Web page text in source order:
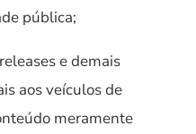
pública;
e demais
aos veículos de
meramente